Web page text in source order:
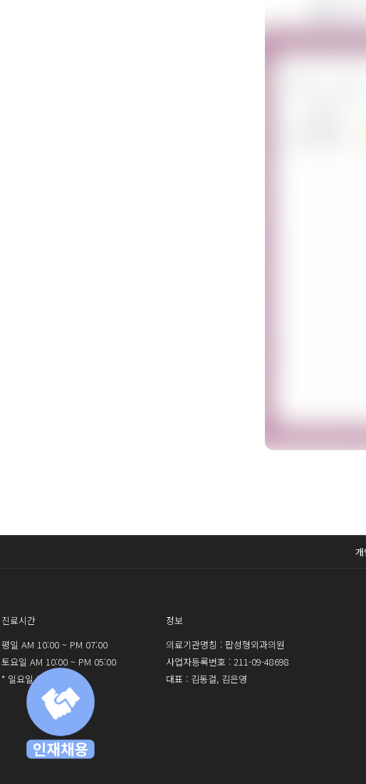
자필후기
로그
개
진료시간
평일 AM 10:00 ~ PM 07:00
토요일 AM 10:00 ~ PM 05:00
* 일요일 휴진
정보
의료기관명칭 : 팝성형외과의원
사업자등록번호 : 211-09-48698
대표 : 김동걸, 김은영